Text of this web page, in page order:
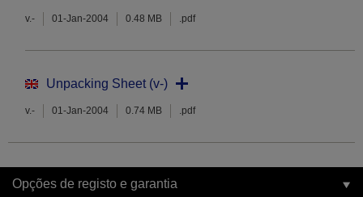
v.- 01-Jan-2004 0.48 MB .pdf
Unpacking Sheet (v-)
v.- 01-Jan-2004 0.74 MB .pdf
Opções de registo e garantia